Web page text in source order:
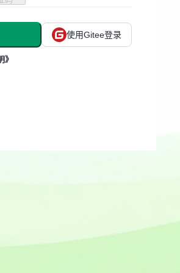
使用Gitee登录
》